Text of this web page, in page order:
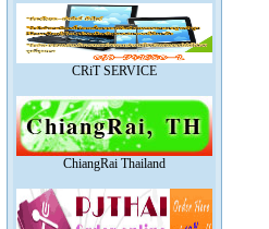
CRiT SERVICE
ChiangRai Thailand